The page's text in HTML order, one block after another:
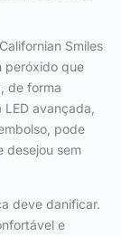
Smiles
peróxido que
de forma
avançada,
pode
desejou sem
deve danificar.
e